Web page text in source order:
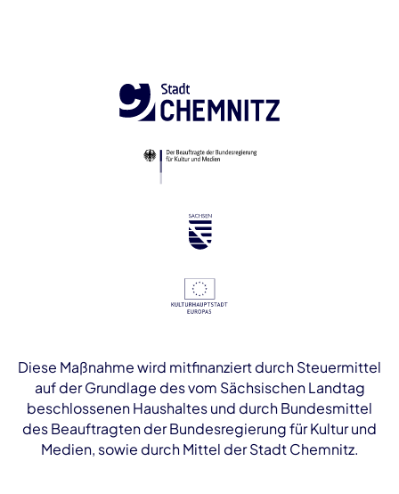
Diese Maßnahme wird mitfinanziert durch Steuermittel
auf der Grundlage des vom Sächsischen Landtag
beschlossenen Haushaltes und durch Bundesmittel
des Beauftragten der Bundesregierung für Kultur und
Medien, sowie durch Mittel der Stadt Chemnitz.